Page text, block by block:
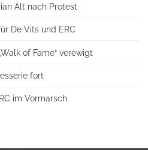
Alt nach Protest
De Vits und ERC
of Fame“ verewigt
fort
im Vormarsch